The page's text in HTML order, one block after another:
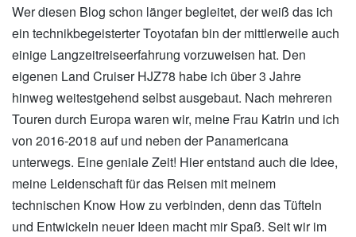
Wer diesen Blog schon länger begleitet, der weiß das ich
ein technikbegeisterter Toyotafan bin der mittlerweile auch
einige Langzeitreiseerfahrung vorzuweisen hat. Den
eigenen Land Cruiser HJZ78 habe ich über 3 Jahre
hinweg weitestgehend selbst ausgebaut. Nach mehreren
Touren durch Europa waren wir, meine Frau Katrin und ich
von 2016-2018 auf und neben der Panamericana
unterwegs. Eine geniale Zeit! Hier entstand auch die Idee,
meine Leidenschaft für das Reisen mit meinem
technischen Know How zu verbinden, denn das Tüfteln
und Entwickeln neuer Ideen macht mir Spaß. Seit wir im